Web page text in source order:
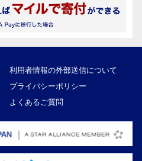
利用者情報の外部送信について
プライバシーポリシー
よくあるご質問